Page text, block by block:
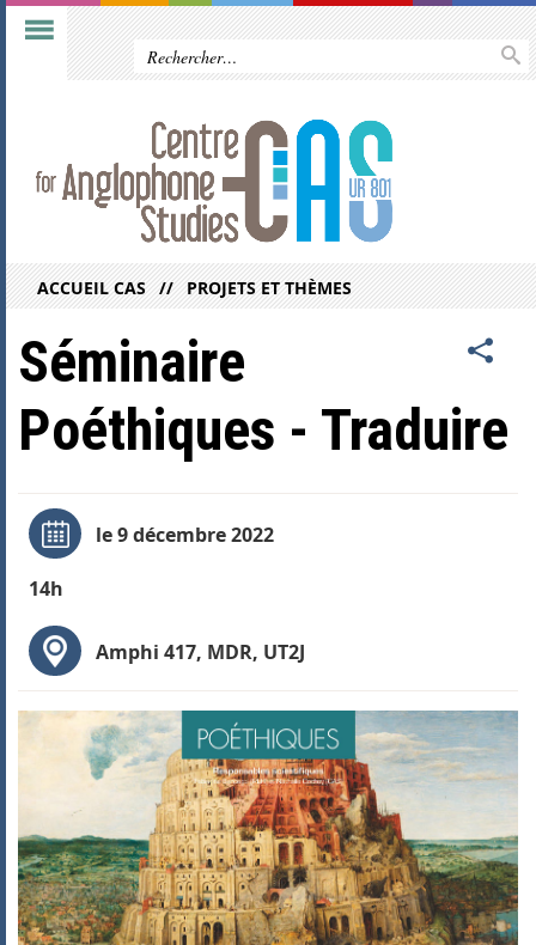
ACCUEIL CAS PROJETS ET THÈMES
Séminaire
Poéthiques - Traduire
le 9 décembre 2022
14h
Amphi 417, MDR, UT2J